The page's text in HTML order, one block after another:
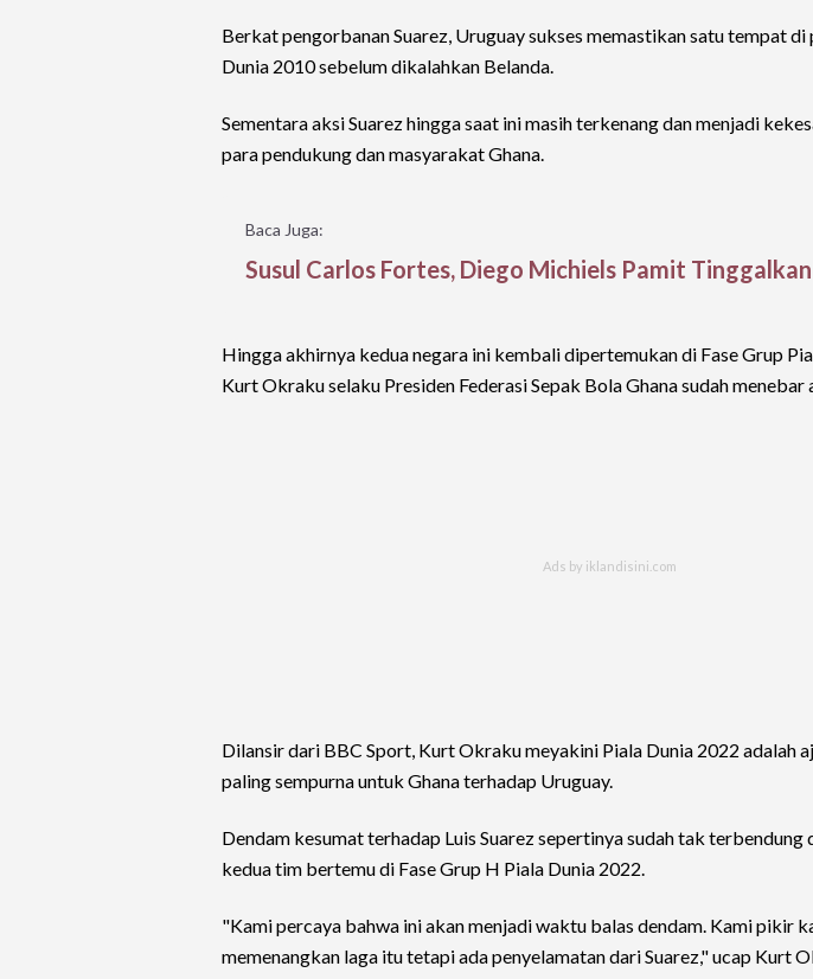
Berkat pengorbanan Suarez, Uruguay sukses memastikan satu tempat
Dunia 2010 sebelum dikalahkan Belanda.
Sementara aksi Suarez hingga saat ini masih terkenang dan menjadi
para pendukung dan masyarakat Ghana.
Baca Juga:
Susul Carlos Fortes, Diego Michiels Pamit
Hingga akhirnya kedua negara ini kembali dipertemukan di Fase Grup
Kurt Okraku selaku Presiden Federasi Sepak Bola Ghana sudah menebar
Dilansir dari BBC Sport, Kurt Okraku meyakini Piala Dunia 2022 adalah
paling sempurna untuk Ghana terhadap Uruguay.
Dendam kesumat terhadap Luis Suarez sepertinya sudah tak terbendung
kedua tim bertemu di Fase Grup H Piala Dunia 2022.
"Kami percaya bahwa ini akan menjadi waktu balas dendam. Kami pikir
memenangkan laga itu tetapi ada penyelamatan dari Suarez," ucap Kurt